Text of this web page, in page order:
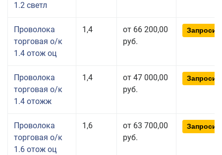
1.2 светл
Проволока
торговая о/к
1.4 отож оц
1,4
от 66 200,00
руб.
Проволока
торговая о/к
1.4 отожж
1,4
от 47 000,00
руб.
Проволока
торговая о/к
1.6 отож оц
1,6
от 63 700,00
руб.